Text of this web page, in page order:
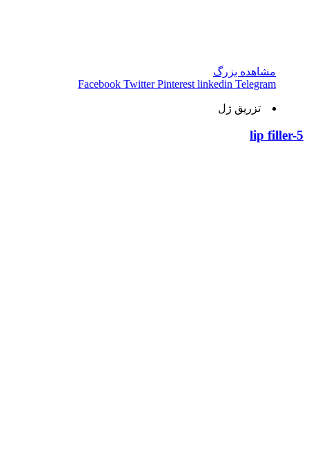
مشاهده بزرگ
Facebook Twitter Pinterest linkedin Telegram
تزریق ژل
lip filler-5